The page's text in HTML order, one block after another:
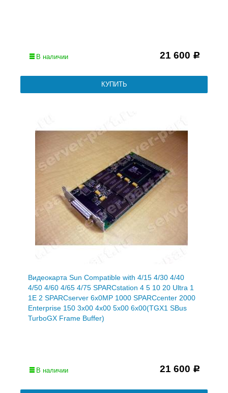
В наличии 21 600 Р
Видеокарта Sun Compatible with 4/15 4/30 4/40
4/50 4/60 4/65 4/75 SPARCstation 4 5 10 20 Ultra 1
1E 2 SPARCserver 6x0MP 1000 SPARCcenter 2000
Enterprise 150 3x00 4x00 5x00 6x00(TGX1 SBus
TurboGX Frame Buffer)
В наличии 21 600 Р